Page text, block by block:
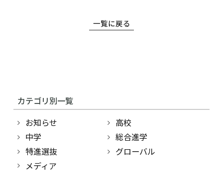
一覧に戻る
カテゴリ別一覧
お知らせ
高校
中学
総合進学
特進選抜
グローバル
メディア
高等学校
中学校